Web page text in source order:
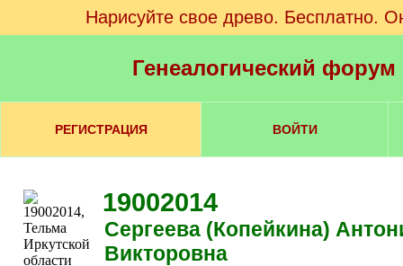
Нарисуйте свое древо. Бесплатно.
Генеалогический
РЕГИСТРАЦИЯ ВОЙТИ
19002014
Сергеева (Копейкина) Антонина
Викторовна